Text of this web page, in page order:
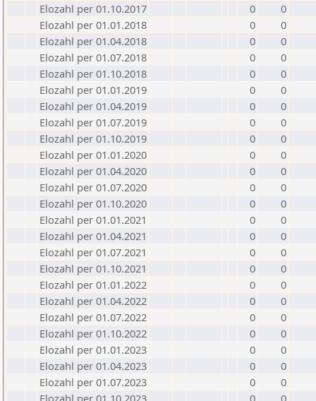
Elozahl per 01.10.2017
0
0
Elozahl per 01.01.2018
0
0
Elozahl per 01.04.2018
0
0
Elozahl per 01.07.2018
0
0
Elozahl per 01.10.2018
0
0
Elozahl per 01.01.2019
0
0
Elozahl per 01.04.2019
0
0
Elozahl per 01.07.2019
0
0
Elozahl per 01.10.2019
0
0
Elozahl per 01.01.2020
0
0
Elozahl per 01.04.2020
0
0
Elozahl per 01.07.2020
0
0
Elozahl per 01.10.2020
0
0
Elozahl per 01.01.2021
0
0
Elozahl per 01.04.2021
0
0
Elozahl per 01.07.2021
0
0
Elozahl per 01.10.2021
0
0
Elozahl per 01.01.2022
0
0
Elozahl per 01.04.2022
0
0
Elozahl per 01.07.2022
0
0
Elozahl per 01.10.2022
0
0
Elozahl per 01.01.2023
0
0
Elozahl per 01.04.2023
0
0
Elozahl per 01.07.2023
0
0
Elozahl per 01.10.2023
0
0